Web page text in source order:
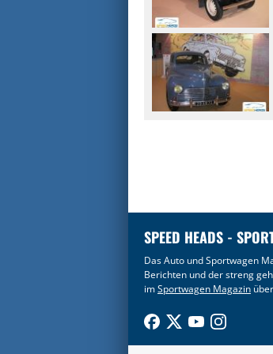
SPEED HEADS -
Das Auto und Sportwagen
Berichten und der streng
imSportwagen Magazin